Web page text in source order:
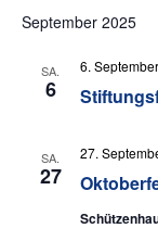
September 2025
SA.
6
6.
SA.
27
27.